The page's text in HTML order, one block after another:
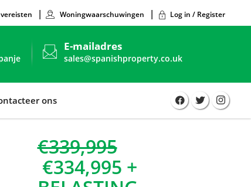
Woningwaarschuwingen Log in / Register
E-mailadres
sales@spanishproperty.co.uk
ons
€339,995
€334,995 +